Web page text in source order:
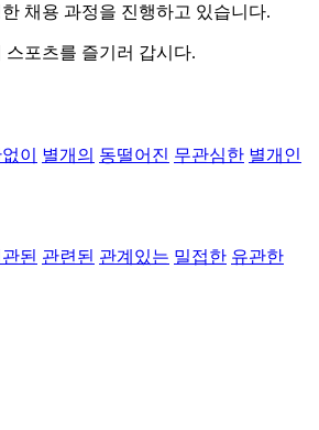
채용 과정을 진행하고 있습니다.
포츠를 즐기러 갑시다.
이 별개의 동떨어진 무관심한 별개인
된 관련된 관계있는 밀접한 유관한